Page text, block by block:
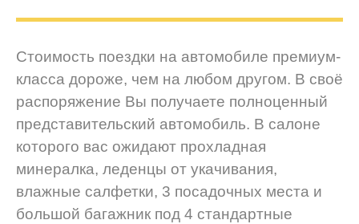
Стоимость поездки на автомобиле премиум-
класса дороже, чем на любом другом. В своё
распоряжение Вы получаете полноценный
представительский автомобиль. В салоне
которого вас ожидают прохладная
минералка, леденцы от укачивания,
влажные салфетки, 3 посадочных места и
большой багажник под 4 стандартные